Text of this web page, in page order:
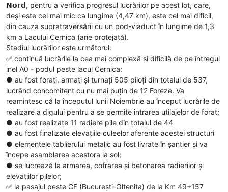
𝗡𝗼𝗿𝗱, pentru a verifica progresul lucrărilor pe acest lot, care,
deși este cel mai mic ca lungime (4,47 km), este cel mai dificil,
din cauza supratraversării cu un pod-viaduct în lungime de 1,3
km a Lacului Cernica (arie protejată).
Stadiul lucrărilor este următorul:
✅️ continuă lucrările la cea mai complexă și dificilă de pe întregul
inel A0 - podul peste lacul Cernica:
● au fost forați, armați și turnați 505 piloți din totalul de 537,
lucrând concomitent cu nu mai puțin de 12 Foreze. Va
reamintesc că la începutul lunii Noiembrie au început lucrările de
realizare a digului pentru a se permite intrarea utilajelor de forat;
● au fost realizate 11 radiere pile din totalul de 44
● au fost finalizate elevațiile culeelor aferente acestei structuri
● elementele tablierului metalic au fost livrate în șantier și va
începe asamblarea acestora la sol;
● se lucrează la armarea, cofrarea și betonarea radierilor și
elevațiilor pilelor;
✅️ la pasajul peste CF (București-Oltenita) de la Km 49+157